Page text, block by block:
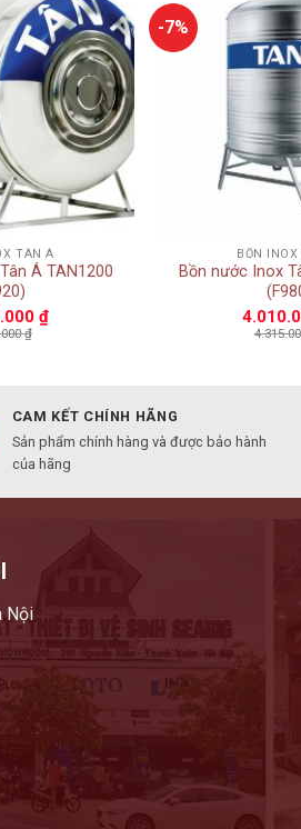
Add to
wishlist
TÂN Á
Á TAN1200
₫
₫
-7%
BỒN
Bồn nước Inox
CAM KẾT CHÍNH HÃNG
Sản phẩm chính hàng và được bảo hành
của hãng
Nội